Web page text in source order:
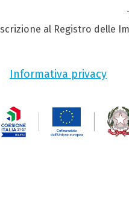
Iscrizione al Registro delle
Informativa privacy